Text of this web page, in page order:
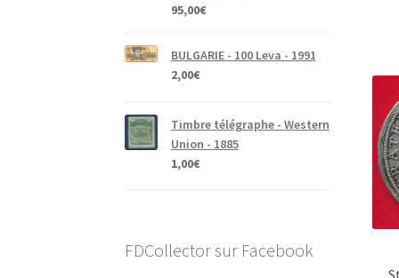
95,00€
BULGARIE - 100 Leva - 1991
2,00€
Timbre télégraphe - Western
Union - 1885
1,00€
FDCollector sur Facebook